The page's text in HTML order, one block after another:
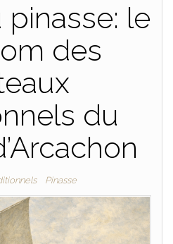
le
des
du
Pinasse